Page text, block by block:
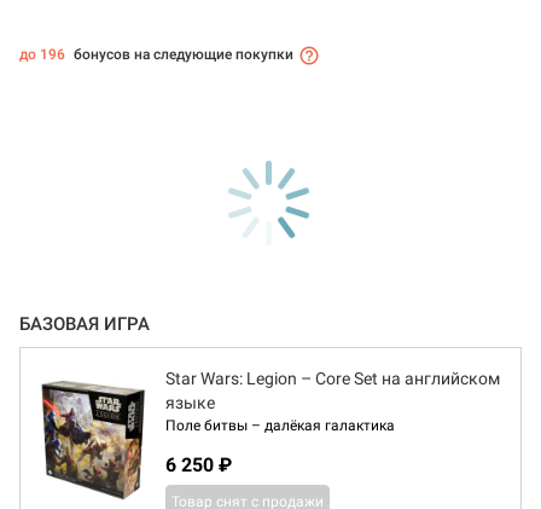
до 196 бонусов на следующие покупки
БАЗОВАЯ ИГРА
Star Wars: Legion – Core Set на английском
языке
Поле битвы – далёкая галактика
6 250 ₽
Товар снят с продажи